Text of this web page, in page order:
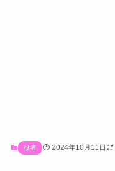
役者 2024年10月11日